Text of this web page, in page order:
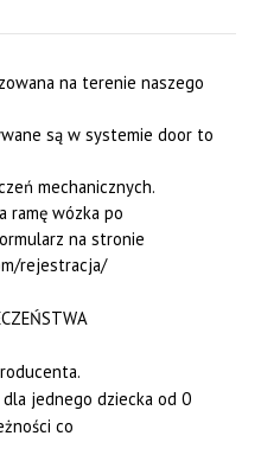
na terenie naszego
są w systemie door to
mechanicznych.
ramę wózka po
na stronie
rejestracja/
jednego dziecka od 0
co